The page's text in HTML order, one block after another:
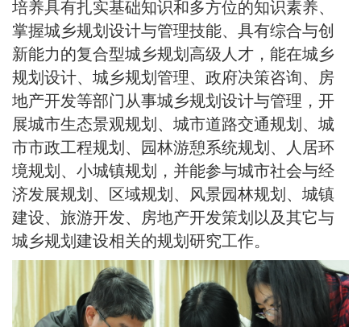
培养具有扎实基础知识和多方位的知识素养、
掌握城乡规划设计与管理技能、具有综合与创
新能力的复合型城乡规划高级人才，能在城乡
规划设计、城乡规划管理、政府决策咨询、房
地产开发等部门从事城乡规划设计与管理，开
展城市生态景观规划、城市道路交通规划、城
市市政工程规划、园林游憩系统规划、人居环
境规划、小城镇规划，并能参与城市社会与经
济发展规划、区域规划、风景园林规划、城镇
建设、旅游开发、房地产开发策划以及其它与
城乡规划建设相关的规划研究工作。